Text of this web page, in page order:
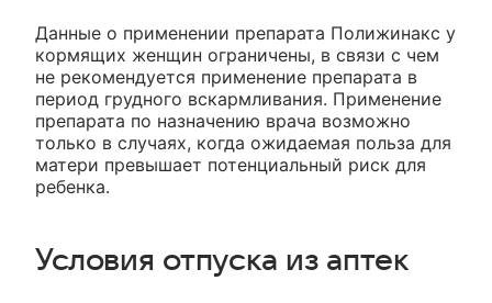
Данные о применении препарата Полижинакс у
кормящих женщин ограничены, в связи с чем
не рекомендуется применение препарата в
период грудного вскармливания. Применение
препарата по назначению врача возможно
только в случаях, когда ожидаемая польза для
матери превышает потенциальный риск для
ребенка.
Условия отпуска из аптек